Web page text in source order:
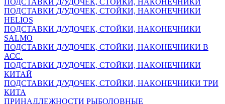
ПОДСТАВКИ Д/УДОЧЕК, СТОЙКИ, НАКОНЕЧНИКИ
ПОДСТАВКИ Д/УДОЧЕК, СТОЙКИ, НАКОНЕЧНИКИ
HELIOS
ПОДСТАВКИ Д/УДОЧЕК, СТОЙКИ, НАКОНЕЧНИКИ
SALMO
ПОДСТАВКИ Д/УДОЧЕК, СТОЙКИ, НАКОНЕЧНИКИ В
АСС.
ПОДСТАВКИ Д/УДОЧЕК, СТОЙКИ, НАКОНЕЧНИКИ
КИТАЙ
ПОДСТАВКИ Д/УДОЧЕК, СТОЙКИ, НАКОНЕЧНИКИ ТРИ
КИТА
ПРИНАДЛЕЖНОСТИ РЫБОЛОВНЫЕ